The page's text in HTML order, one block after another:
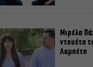
Μιρέλα
ντουέτα
Λαμπέτη